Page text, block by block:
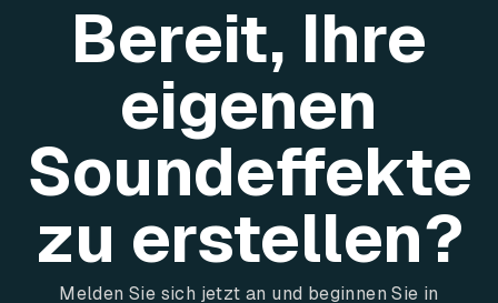
Bereit, Ihre
eigenen
Soundeffekte
zu erstellen?
Melden Sie sich jetzt an und beginnen Sie in